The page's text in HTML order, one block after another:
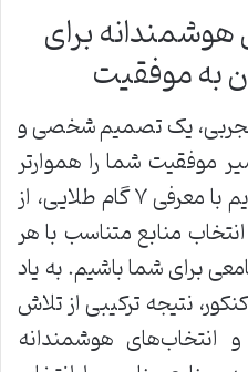
برای
به موفقیت
تجربی، یک تصمیم شخصی و
موفقیت شما را هموارتر
کند. در این مقاله تلاش کردیم با معرفی ۷ گام طلایی، از
منابع متناسب با هر
برای شما باشیم. به یاد
نتیجه ترکیبی از تلاش
انتخاب‌های هوشمندانه